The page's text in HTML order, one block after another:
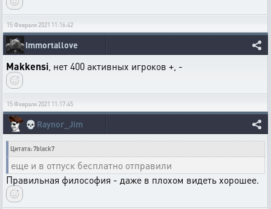
15 Февраля 2021 11:16:42
Immortallove
Makkensi , нет 400 активных игроков +, -
15 Февраля 2021 11:17:45
💀 Raynor_Jim
Цитата: 7black7
еще и в отпуск бесплатно отправили
Правильная философия - даже в плохом видеть хорошее.